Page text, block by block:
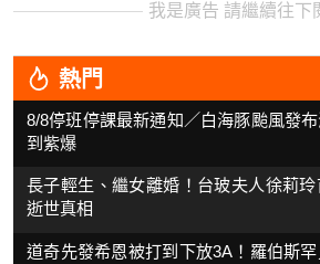
我是廣告 請繼續往下
熱門
8/8停班停課最新通知／白海豚颱風發
到紫爆
長子輕生、繼女離婚！台玻夫人徐莉
逝世真相
道奇先發希恩被打到下放3A！羅伯斯